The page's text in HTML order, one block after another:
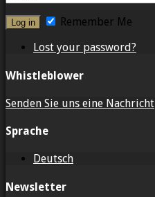
Remember Me
Lost your password?
Whistleblower
Senden Sie uns eine Nachricht
Sprache
Deutsch
Newsletter